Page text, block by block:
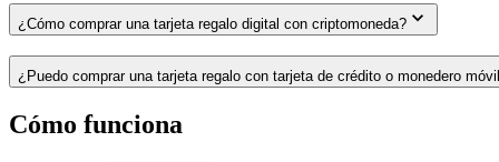
¿Cómo comprar una tarjeta regalo digital con criptomoneda?
¿Puedo comprar una tarjeta regalo con tarjeta de crédito o monedero
Cómo funciona